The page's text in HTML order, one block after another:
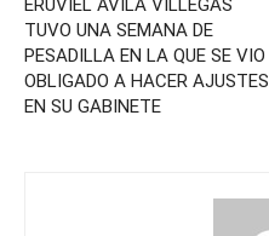
ERUVIEL ÁVILA VILLEGAS
TUVO UNA SEMANA DE
PESADILLA EN LA QUE SE VIO
OBLIGADO A HACER AJUSTES
EN SU GABINETE